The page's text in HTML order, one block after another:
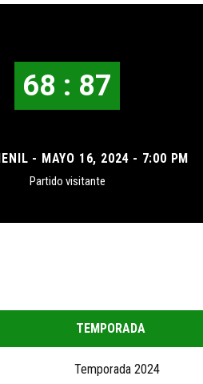
68 : 87
- MAYO 16, 2024 - 7:00 PM
Partido visitante
TEMPORADA
Temporada 2024